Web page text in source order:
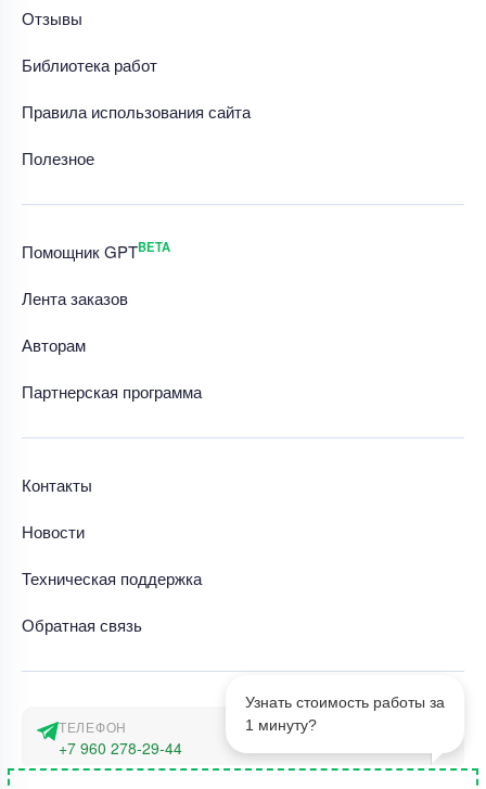
Узнать стоимость работы за
1 минуту?
Отзывы
Библиотека работ
Правила использования сайта
Полезное
Помощник GPTBETA
Лента заказов
Авторам
Партнерская программа
Контакты
Новости
Техническая поддержка
Обратная связь
ТЕЛЕФОН
+7 960 278-29-44